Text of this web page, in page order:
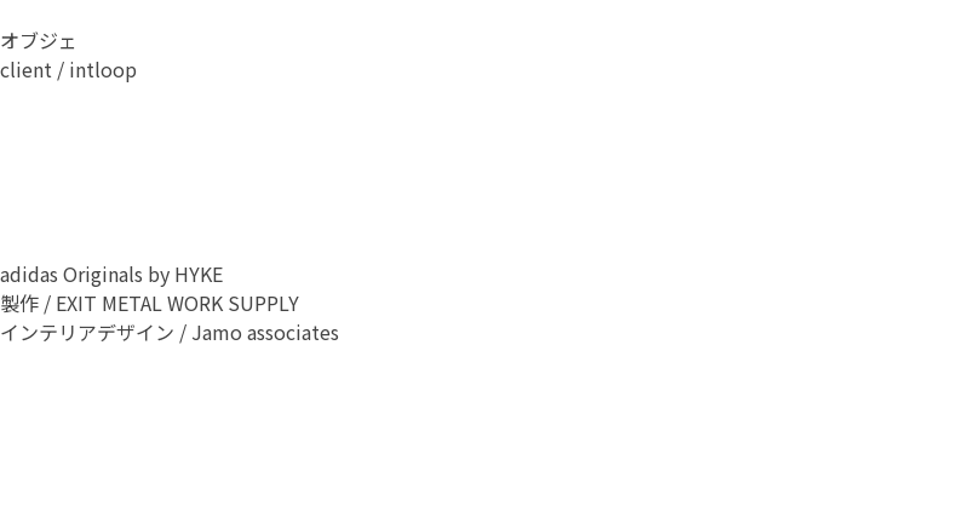
オブジェ
client / intloop
adidas Originals by HYKE
製作 / EXIT METAL WORK SUPPLY
インテリアデザイン / Jamo associates